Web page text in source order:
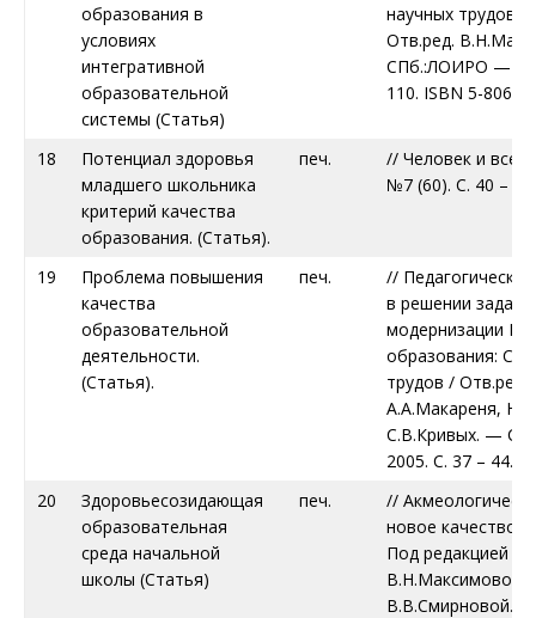
образования в
условиях
интегративной
образовательной
системы (Статья)
научных трудов.
Отв.ред.
СПб.:ЛОИРО — ,
110. ISBN 5-8064-
18
Потенциал здоровья
младшего школьника
критерий качества
образования. (Статья).
печ.
// Человек и
№7 (60). С. 40 – 49.
19
Проблема повышения
качества
образовательной
деятельности.
(Статья).
печ.
//
в решении задач
модернизации
образования:
трудов / Отв.ред.
А.А.Макареня,
С.В.Кривых. —
2005. С. 37 – 44.
20
Здоровьесозидающая
образовательная
среда начальной
школы (Статья)
печ.
//
новое качество
Под редакцией
В.Н.Максимовой,
В.В.Смирновой. –